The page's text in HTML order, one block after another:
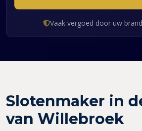
Vaak vergoed door uw
Slotenmaker in
van Willebroek